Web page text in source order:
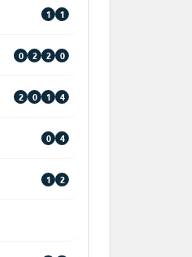
1 1
0 2 2 0
2 0 1 4
0 4
1 2